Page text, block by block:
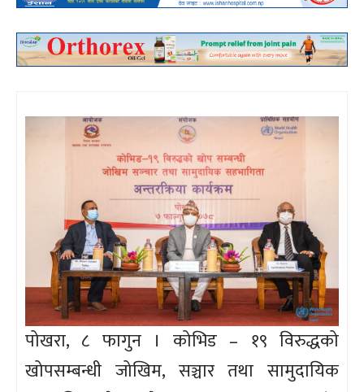
पोखरा, ८ फागुन । कोभिड – १९ विरुद्धको
खोपसम्बन्धी जोखिम, सञ्चार तथा सामुदायिक